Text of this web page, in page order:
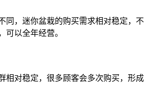
同，迷你盆栽的购买需求相对稳定，不
可以全年经营。
相对稳定，很多顾客会多次购买，形成